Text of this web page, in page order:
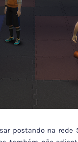
postando na rede